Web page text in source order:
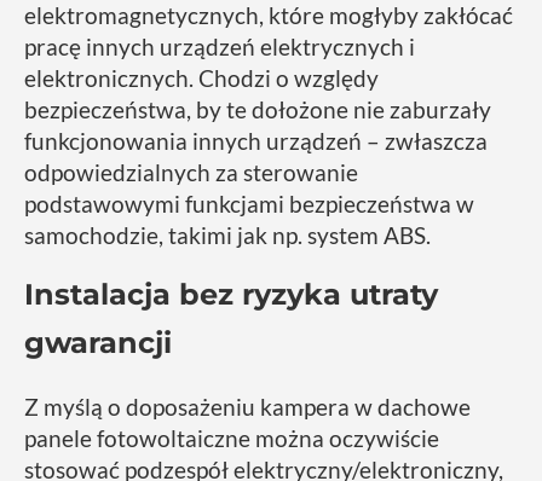
elektromagnetycznych, które mogłyby zakłócać
pracę innych urządzeń elektrycznych i
elektronicznych. Chodzi o względy
bezpieczeństwa, by te dołożone nie zaburzały
funkcjonowania innych urządzeń – zwłaszcza
odpowiedzialnych za sterowanie
podstawowymi funkcjami bezpieczeństwa w
samochodzie, takimi jak np. system ABS.
Instalacja bez ryzyka utraty
gwarancji
Z myślą o doposażeniu kampera w dachowe
panele fotowoltaiczne można oczywiście
stosować podzespół elektryczny/elektroniczny,